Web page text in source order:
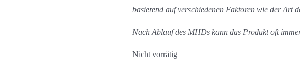
basierend auf verschiedenen Faktoren wie der Art
Nach Ablauf des MHDs kann das Produkt oft
Nicht vorrätig